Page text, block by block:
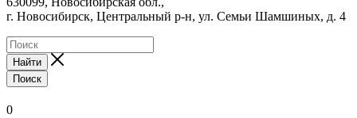
г. Новосибирск, Центральный р-н, ул. Семьи Шамшиных, д. 4
Найти
Поиск
0